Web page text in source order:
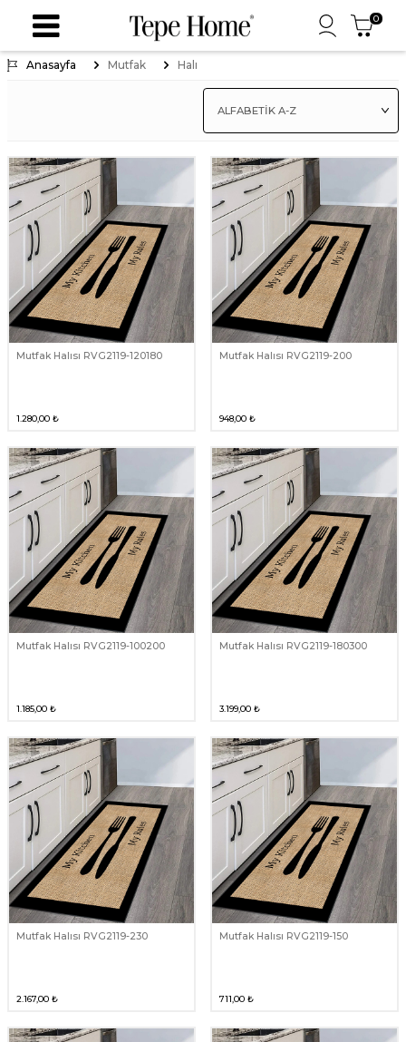
0
Anasayfa Mutfak Halı
Mutfak Halısı RVG2119-120180
1.280,00 ₺
Mutfak Halısı RVG2119-200
948,00 ₺
Mutfak Halısı RVG2119-100200
1.185,00 ₺
Mutfak Halısı RVG2119-180300
3.199,00 ₺
Mutfak Halısı RVG2119-230
2.167,00 ₺
Mutfak Halısı RVG2119-150
711,00 ₺